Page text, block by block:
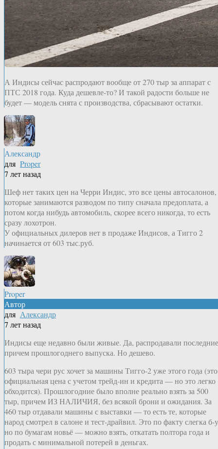
А Индисы сейчас распродают вообще от 270 тыр за аппарат с
ПТС 2018 года. Куда дешевле-то? И такой радости больше не
будет — модель снята с производства, сбрасывают остатки.
Александр
для Proper
7 лет назад
Шеф нет таких цен на Черри Индис, это все цены автосалонов,
которые занимаются разводом по типу сначала предоплата, а
потом когда нибудь автомобиль, скорее всего никогда, то есть
сразу лохотрон.
У официальных дилеров нет в продаже Индисов, а Тигго 2
начинается от 603 тыс.руб.
Proper
Автор
для Александр
7 лет назад
Индисы еще недавно были живые. Да, распродавали
причем прошлогоднего выпуска. Но дешево.
603 тыра чери рус хочет за машины Тигго-2 уже этого года (это
официальная цена с учетом трейд-ин и кредита — но это легко
обходится). Прошлогодние было вполне реально взять за 500
тыр, причем ИЗ НАЛИЧИЯ, без всякой брони и ожидания. За
460 тыр отдавали машины с выставки — то есть те, которые
народ смотрел в салоне и тест-драйвил. Это по факту слегка б-
но по бумагам новьё — можно взять, откатать полтора года и
продать с минимальной потерей в деньгах.